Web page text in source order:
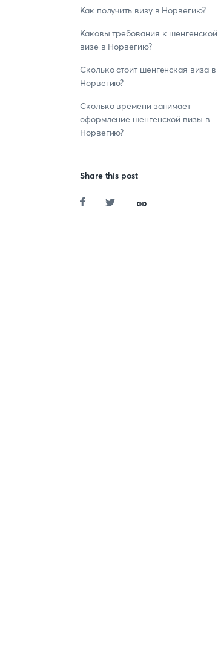
Как получить визу в Норвегию?
Каковы требования к шенгенской
визе в Норвегию?
Сколько стоит шенгенская виза в
Норвегию?
Сколько времени занимает
оформление шенгенской визы в
Норвегию?
Share this post